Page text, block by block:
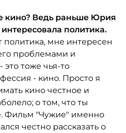
кино? Ведь раньше Юрия
политика.
мне интересен
проблемами и
это тоже чья-то
- кино. Просто я
кино честное и
о том, что ты
Фильм "Чужие" именно
честно рассказать о